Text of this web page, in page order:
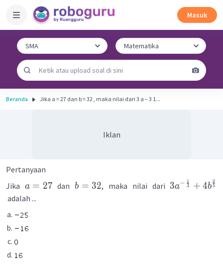
Masuk
Beranda Jika a = 27 dan b = 32 , maka nilai dari 3 a − 3 1...
Iklan
Pertanyaan
Jika a = 27danb = 32, maka nilai dari 3a− 3
1 + 4b5
2
adalah ...